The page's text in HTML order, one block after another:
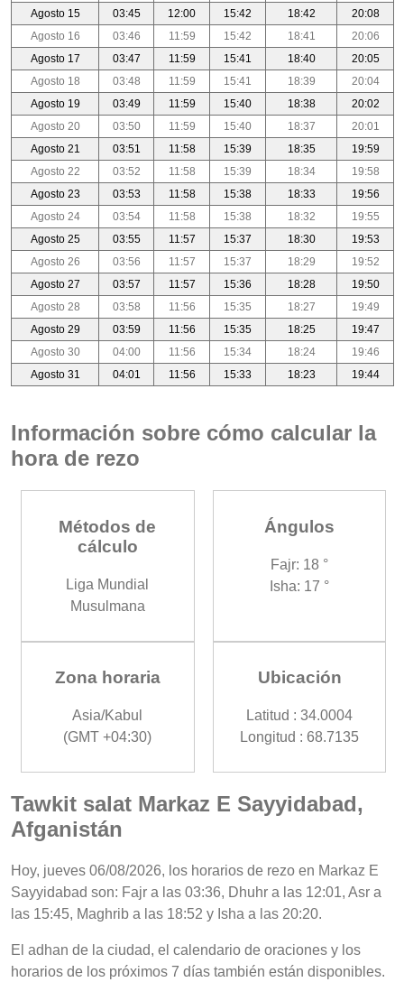
Agosto 15
03:45 12:00 15:42 18:42
20:08
Agosto 16
03:46 11:59 15:42 18:41
20:06
Agosto 17
03:47 11:59 15:41 18:40
20:05
Agosto 18
03:48 11:59 15:41 18:39
20:04
Agosto 19
03:49 11:59 15:40 18:38
20:02
Agosto 20
03:50 11:59 15:40 18:37
20:01
Agosto 21
03:51 11:58 15:39 18:35
19:59
Agosto 22
03:52 11:58 15:39 18:34
19:58
Agosto 23
03:53 11:58 15:38 18:33
19:56
Agosto 24
03:54 11:58 15:38 18:32
19:55
Agosto 25
03:55 11:57 15:37 18:30
19:53
Agosto 26
03:56 11:57 15:37 18:29
19:52
Agosto 27
03:57 11:57 15:36 18:28
19:50
Agosto 28
03:58 11:56 15:35 18:27
19:49
Agosto 29
03:59 11:56 15:35 18:25
19:47
Agosto 30
04:00 11:56 15:34 18:24
19:46
Agosto 31
04:01 11:56 15:33 18:23 19:44
Información sobre cómo calcular la
hora de rezo
Métodos de
cálculo
Liga Mundial
Musulmana
Ángulos
Fajr: 18 °
Isha: 17 °
Zona horaria
Asia/Kabul
(GMT +04:30)
Ubicación
Latitud : 34.0004
Longitud : 68.7135
Tawkit salat Markaz E Sayyidabad,
Afganistán
Hoy, jueves 06/08/2026, los horarios de rezo en Markaz E
Sayyidabad son: Fajr a las 03:36, Dhuhr a las 12:01, Asr a
las 15:45, Maghrib a las 18:52 y Isha a las 20:20.
El adhan de la ciudad, el calendario de oraciones y los
horarios de los próximos 7 días también están disponibles.